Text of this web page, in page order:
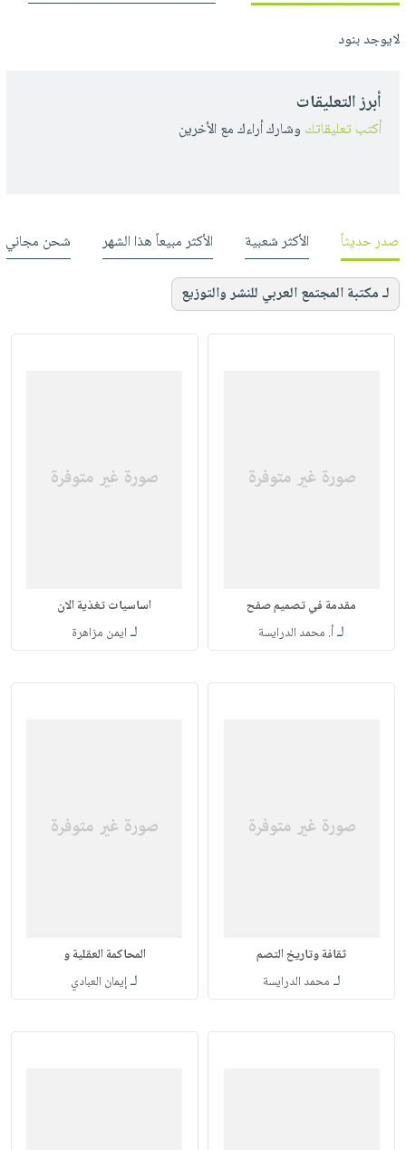
لايوجد بنود
أبرز التعليقات
أكتب تعليقاتك وشارك أراءك مع الأخرين
صدر حديثاً الأكثر شعبية الأكثر مبيعاً هذا الشهر شحن مجاني
لـ مكتبة المجتمع العربي للنشر والتوزيع
مقدمة في تصميم صفح
لـأ. محمد الدرايسة
اساسيات تغذية الان
لـ ايمن مزاهرة
ثقافة وتاريخ التصم
لـ محمد الدرايسة
المحاكمة العقلية و
لـإيمان العبادي